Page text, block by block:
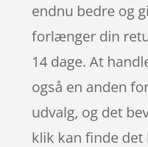
endnu bedre og
forlænger din
14 dage. At
også en anden
udvalg, og det
klik kan finde det